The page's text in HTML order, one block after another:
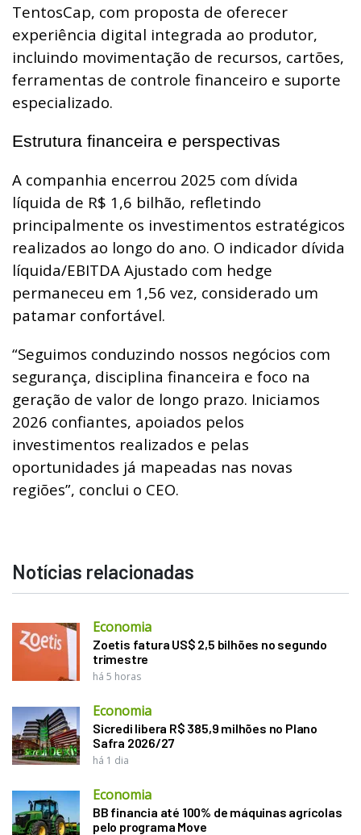
TentosCap, com proposta de oferecer
experiência digital integrada ao produtor,
incluindo movimentação de recursos, cartões,
ferramentas de controle financeiro e suporte
especializado.
Estrutura financeira e perspectivas
A companhia encerrou 2025 com dívida
líquida de R$ 1,6 bilhão, refletindo
principalmente os investimentos estratégicos
realizados ao longo do ano. O indicador dívida
líquida/EBITDA Ajustado com hedge
permaneceu em 1,56 vez, considerado um
patamar confortável.
“Seguimos conduzindo nossos negócios com
segurança, disciplina financeira e foco na
geração de valor de longo prazo. Iniciamos
2026 confiantes, apoiados pelos
investimentos realizados e pelas
oportunidades já mapeadas nas novas
regiões”, conclui o CEO.
Notícias relacionadas
Economia
Zoetis fatura US$ 2,5 bilhões no segundo
trimestre
há 5 horas
Economia
Sicredi libera R$ 385,9 milhões no Plano
Safra 2026/27
há 1 dia
Economia
BB financia até 100% de máquinas agrícolas
pelo programa Move